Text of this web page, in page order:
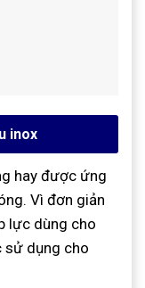
inox
hay được ứng
Vì đơn giản
lực dùng cho
sử dụng cho